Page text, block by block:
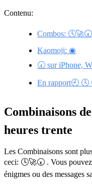
Contenu:
Combos: 🕓🚀🕢
Kaomoji: ◉
🕢 sur iPhone,
En rapport🕘 🕓
Combinaisons
heures trente
Les Combinaisons sont
ceci: 🕓🚀🕢 . Vous
énigmes ou des messages